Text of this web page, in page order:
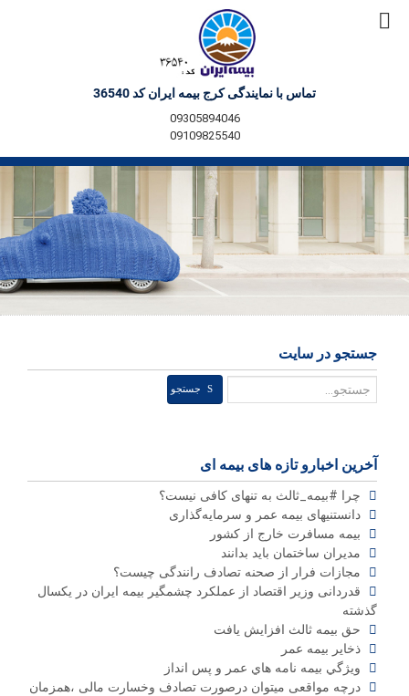
تماس با نمایندگی کرج بیمه ایران کد 36540
09305894046
09109825540
جستجو در سایت
جستجوجستجو
آخرین اخبارو تازه های بیمه ای
چرا #بیمه_ثالث به تنهای کافی نیست؟
دانستنیهای بیمه عمر و سرمایه‌گذاری
بیمه مسافرت خارج از کشور
مدیران ساختمان باید بدانند
مجازات فرار از صحنه تصادف رانندگی چیست؟
قدردانی وزیر اقتصاد از عملکرد چشمگیر بیمه ایران در یکسال
گذشته
حق بیمه ثالث افزایش یافت
ذخاير بيمه عمر
ويژگي بيمه نامه هاي عمر و پس انداز
درچه مواقعی میتوان درصورت تصادف وخسارت مالی ،همزمان